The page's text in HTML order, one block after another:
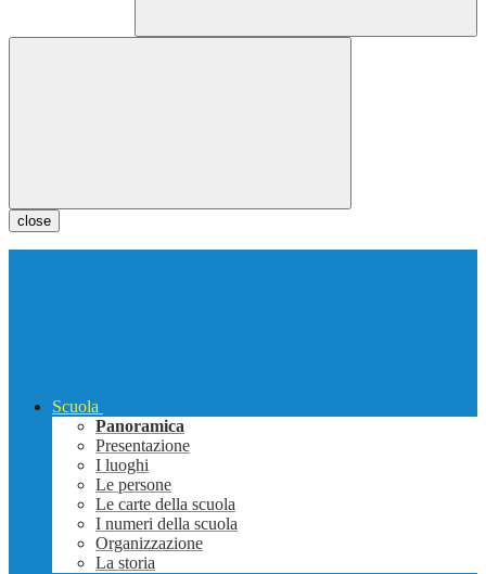
close
Scuola
Panoramica
Presentazione
I luoghi
Le persone
Le carte della scuola
I numeri della scuola
Organizzazione
La storia